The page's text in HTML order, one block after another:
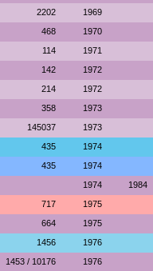
2202 1969
468 1970
114 1971
142 1972
214 1972
358 1973
145037 1973
435 1974
435 1974
1974 1984
717 1975
664 1975
1456 1976
1453 / 10176 1976